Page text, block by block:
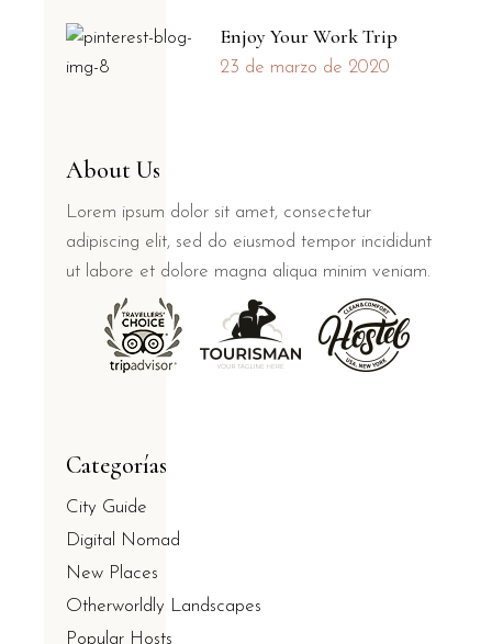
Enjoy Your Work Trip
23 de marzo de 2020
About Us
Lorem ipsum dolor sit amet, consectetur
adipiscing elit, sed do eiusmod tempor incididunt
ut labore et dolore magna aliqua minim veniam.
Categorías
City Guide
Digital Nomad
New Places
Otherworldly Landscapes
Popular Hosts